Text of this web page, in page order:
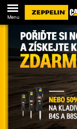
Menu